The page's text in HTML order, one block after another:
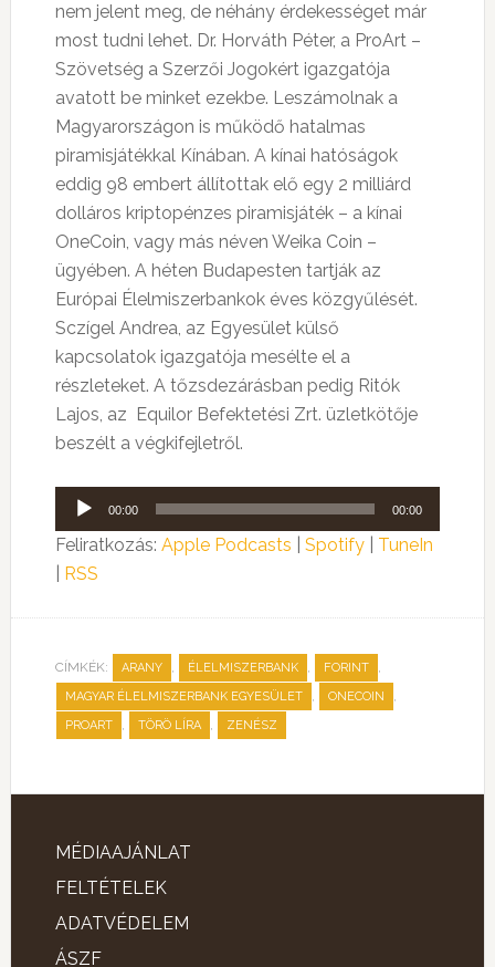
nem jelent meg, de néhány érdekességet már
most tudni lehet. Dr. Horváth Péter, a ProArt –
Szövetség a Szerzői Jogokért igazgatója
avatott be minket ezekbe. Leszámolnak a
Magyarországon is működő hatalmas
piramisjátékkal Kínában. A kínai hatóságok
eddig 98 embert állítottak elő egy 2 milliárd
dolláros kriptopénzes piramisjáték – a kínai
OneCoin, vagy más néven Weika Coin –
ügyében. A héten Budapesten tartják az
Európai Élelmiszerbankok éves közgyűlését.
Sczígel Andrea, az Egyesület külső
kapcsolatok igazgatója mesélte el a
részleteket. A tőzsdezárásban pedig Ritók
Lajos, az Equilor Befektetési Zrt. üzletkötője
beszélt a végkifejletről.
Audió
lejátszó
00:00 00:00
Feliratkozás: Apple Podcasts Spotify| TuneIn
RSS
CÍMKÉK: ARANY , ÉLELMISZERBANK , FORINT ,
MAGYAR ÉLELMISZERBANK EGYESÜLET , ONECOIN ,
PROART , TÖRÖ LÍRA , ZENÉSZ
MÉDIAAJÁNLAT
FELTÉTELEK
ADATVÉDELEM
ÁSZF